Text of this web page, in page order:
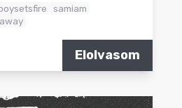
samiam
Elolvasom